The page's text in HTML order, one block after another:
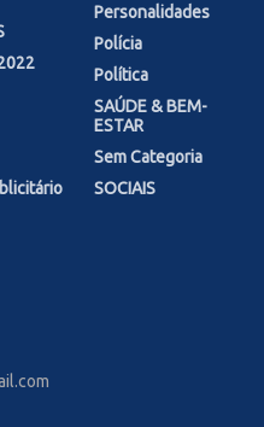
Personalidades
Polícia
Política
SAÚDE & BEM-
ESTAR
Sem Categoria
SOCIAIS